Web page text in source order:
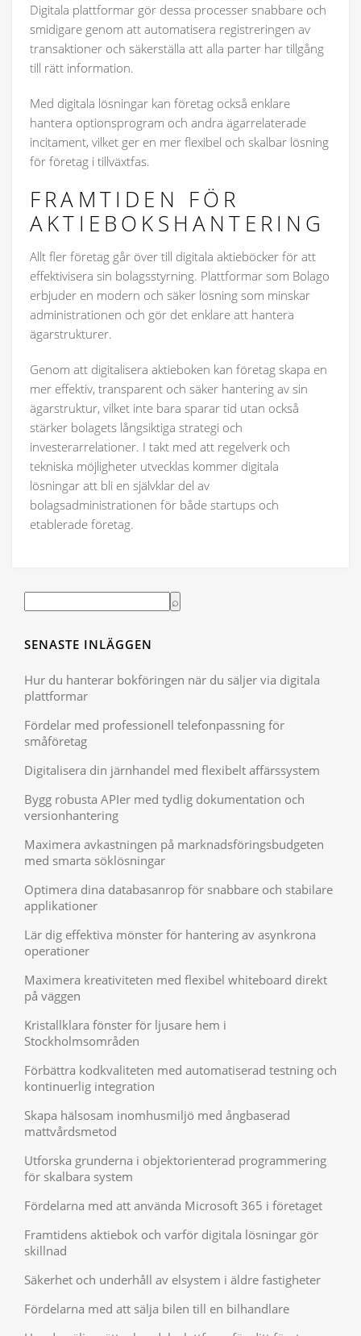
Digitala plattformar gör dessa processer snabbare och
smidigare genom att automatisera registreringen av
transaktioner och säkerställa att alla parter har tillgång
till rätt information.
Med digitala lösningar kan företag också enklare
hantera optionsprogram och andra ägarrelaterade
incitament, vilket ger en mer flexibel och skalbar lösning
för företag i tillväxtfas.
FRAMTIDEN FÖR
AKTIEBOKSHANTERING
Allt fler företag går över till digitala aktieböcker för att
effektivisera sin bolagsstyrning. Plattformar som Bolago
erbjuder en modern och säker lösning som minskar
administrationen och gör det enklare att hantera
ägarstrukturer.
Genom att digitalisera aktieboken kan företag skapa en
mer effektiv, transparent och säker hantering av sin
ägarstruktur, vilket inte bara sparar tid utan också
stärker bolagets långsiktiga strategi och
investerarrelationer. I takt med att regelverk och
tekniska möjligheter utvecklas kommer digitala
lösningar att bli en självklar del av
bolagsadministrationen för både startups och
etablerade företag.
SENASTE INLÄGGEN
Hur du hanterar bokföringen när du säljer via digitala
plattformar
Fördelar med professionell telefonpassning för
småföretag
Digitalisera din järnhandel med flexibelt affärssystem
Bygg robusta APIer med tydlig dokumentation och
versionhantering
Maximera avkastningen på marknadsföringsbudgeten
med smarta söklösningar
Optimera dina databasanrop för snabbare och stabilare
applikationer
Lär dig effektiva mönster för hantering av asynkrona
operationer
Maximera kreativiteten med flexibel whiteboard direkt
på väggen
Kristallklara fönster för ljusare hem i
Stockholmsområden
Förbättra kodkvaliteten med automatiserad testning och
kontinuerlig integration
Skapa hälsosam inomhusmiljö med ångbaserad
mattvårdsmetod
Utforska grunderna i objektorienterad programmering
för skalbara system
Fördelarna med att använda Microsoft 365 i företaget
Framtidens aktiebok och varför digitala lösningar gör
skillnad
Säkerhet och underhåll av elsystem i äldre fastigheter
Fördelarna med att sälja bilen till en bilhandlare